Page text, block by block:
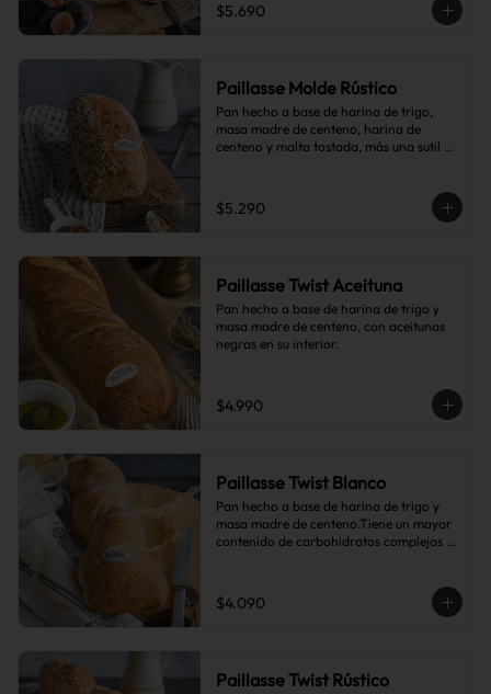
$5.690
Paillasse Molde Rústico
Pan hecho a base de harina de trigo,
masa madre de centeno, harina de
centeno y malta tostada, más una sutil
tostado y frutos secos.
$5.290
Paillasse Twist Aceituna
Pan hecho a base de harina de trigo y
masa madre de centeno, con aceitunas
negras en su interior.
$4.990
Paillasse Twist Blanco
Pan hecho a base de harina de trigo y
masa madre de centeno.Tiene un mayor
contenido de carbohidratos complejos
$4.090
Paillasse Twist Rústico